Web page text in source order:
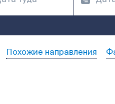
Похожие направления